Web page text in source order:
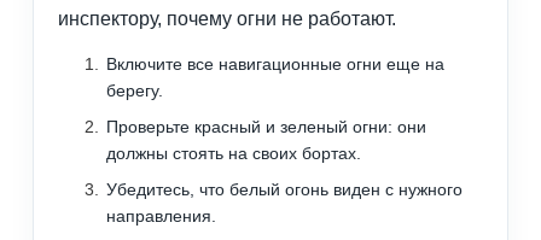
инспектору, почему огни не работают.
Включите все навигационные огни еще на
берегу.
Проверьте красный и зеленый огни: они
должны стоять на своих бортах.
Убедитесь, что белый огонь виден с нужного
направления.